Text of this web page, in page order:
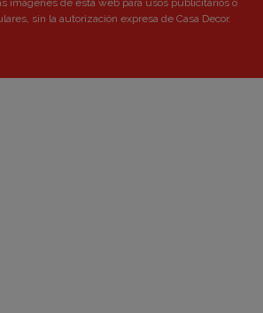
imágenes de esta web para usos publicitarios o
sin la autorización expresa de Casa Decor.